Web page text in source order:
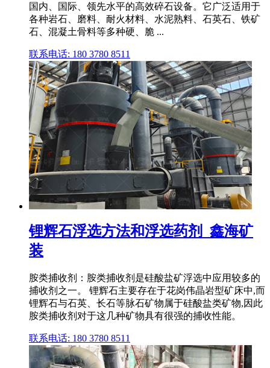
国内、国际、领先水平的高效碎石设备。它广泛适用于
各种岩石、磨料、耐火材料、水泥熟料、石英石、铁矿
石、混凝土骨料等多种硬、脆 ...
联系电话: 180 3780 8511
锂辉石浮选方法和浮选药剂_鑫海矿
装
胺类捕收剂：胺类捕收剂是硅酸盐矿浮选中应用较多的
捕收剂之一。 锂辉石主要存在于花岗伟晶岩型矿床中,而
锂辉石与石英、长石等脉石矿物属于硅酸盐类矿物,因此
胺类捕收剂对于这几种矿物具有很强的捕收性能。
联系电话: 180 3780 8511